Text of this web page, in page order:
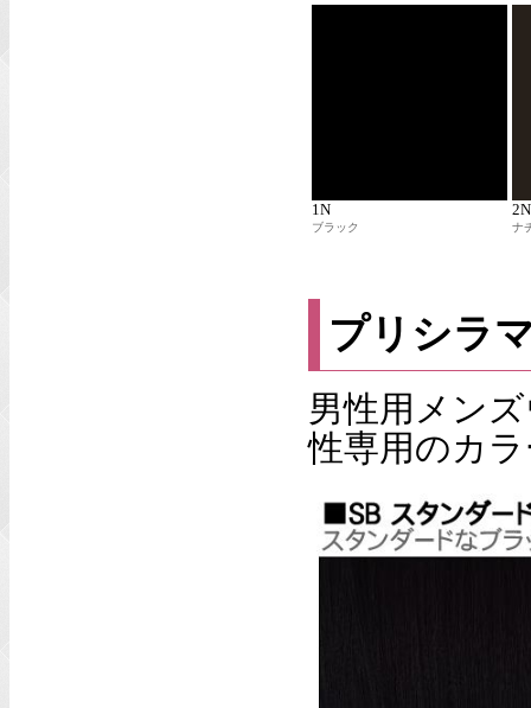
1N
ブラック ナ
プリシラ
男性用メン
性専用のカ